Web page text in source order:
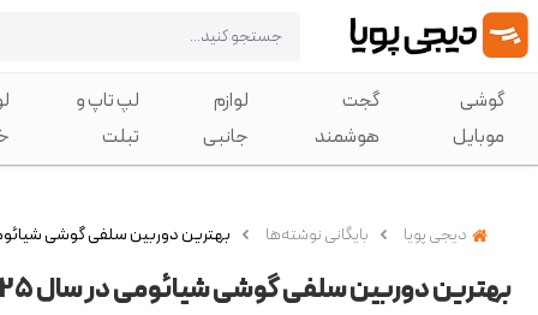
گوشی
موبایل
گجت
هوشمند
لوازم
جانبی
لپ تاپ و
تبلت
دیجی پویا بایگانی نوشته‌ها بهترین دوربین سلفی گوشی شیائومی در
بهترین دوربین سلفی گوشی شیائومی در سال 2025 چیست؟